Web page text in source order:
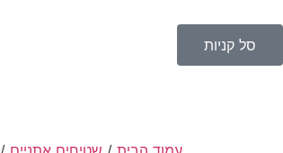
סל קניות